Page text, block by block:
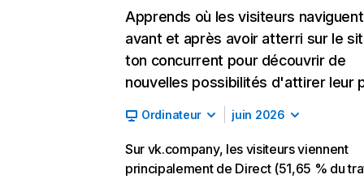
Apprends où les visiteurs naviguent
avant et après avoir atterri sur le
ton concurrent pour découvrir de
nouvelles possibilités d'attirer leur
Ordinateur juin 2026
Sur vk.company, les visiteurs viennent
principalement de Direct (51,65 % du